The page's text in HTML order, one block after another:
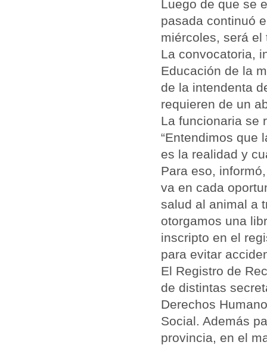
Luego de que se
pasada continuó
miércoles, será
La convocatoria,
Educación de la
de la intendenta
requieren de un
La funcionaria se
“Entendimos que
es la realidad y
Para eso,
va en cada
salud al animal a
otorgamos una
inscripto en el
para evitar
El Registro de
de distintas
Derechos
Social. Además
provincia, en el